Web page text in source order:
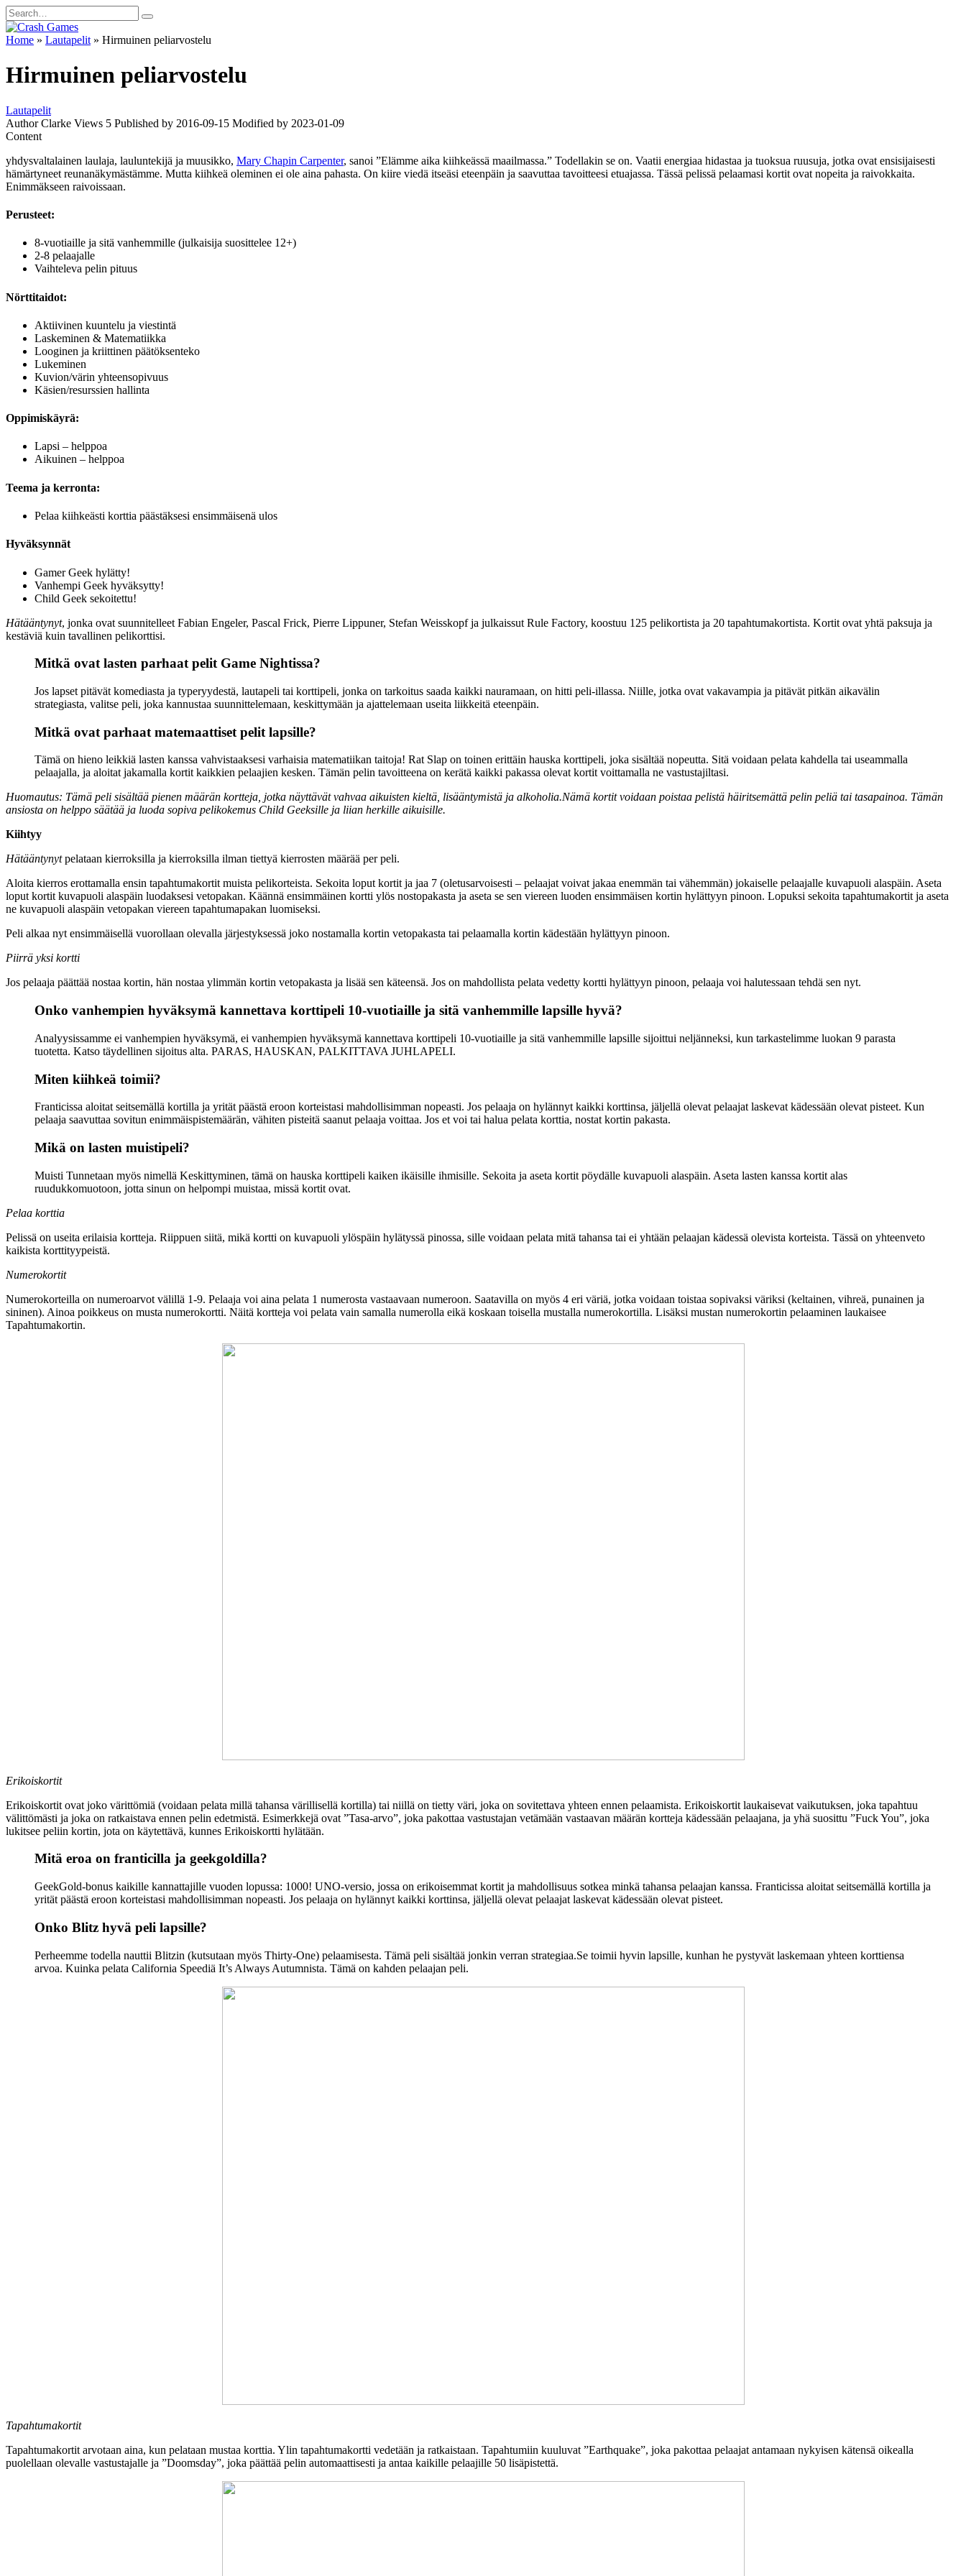
Skip
to
content
Search
for:
Home » Lautapelit » Hirmuinen peliarvostelu
Hirmuinen peliarvostelu
Lautapelit
Author Clarke Views 5 Published by 2016-09-15 Modified by 2023-01-09
Content
yhdysvaltalainen laulaja, lauluntekijä ja muusikko, Mary Chapin Carpenter, sanoi ”Elämme aika kiihkeässä maailmassa.” Todellakin se on. Vaatii energiaa hidastaa ja tuoksua ruusuja, jotka ovat ensisijaisesti
hämärtyneet reunanäkymästämme. Mutta kiihkeä oleminen ei ole aina pahasta. On kiire viedä itseäsi eteenpäin ja saavuttaa tavoitteesi etuajassa. Tässä pelissä pelaamasi kortit ovat nopeita ja raivokkaita.
Enimmäkseen raivoissaan.
Perusteet:
8-vuotiaille ja sitä vanhemmille (julkaisija suosittelee 12+)
2-8 pelaajalle
Vaihteleva pelin pituus
Nörttitaidot:
Aktiivinen kuuntelu ja viestintä
Laskeminen & Matematiikka
Looginen ja kriittinen päätöksenteko
Lukeminen
Kuvion/värin yhteensopivuus
Käsien/resurssien hallinta
Oppimiskäyrä:
Lapsi – helppoa
Aikuinen – helppoa
Teema ja kerronta:
Pelaa kiihkeästi korttia päästäksesi ensimmäisenä ulos
Hyväksynnät
Gamer Geek hylätty!
Vanhempi Geek hyväksytty!
Child Geek sekoitettu!
Hätääntynyt, jonka ovat suunnitelleet Fabian Engeler, Pascal Frick, Pierre Lippuner, Stefan Weisskopf ja julkaissut Rule Factory, koostuu 125 pelikortista ja 20 tapahtumakortista. Kortit ovat yhtä paksuja ja
kestäviä kuin tavallinen pelikorttisi.
Mitkä ovat lasten parhaat pelit Game Nightissa?
Jos lapset pitävät komediasta ja typeryydestä, lautapeli tai korttipeli, jonka on tarkoitus saada kaikki nauramaan, on hitti peli-illassa. Niille, jotka ovat vakavampia ja pitävät pitkän aikavälin
strategiasta, valitse peli, joka kannustaa suunnittelemaan, keskittymään ja ajattelemaan useita liikkeitä eteenpäin.
Mitkä ovat parhaat matemaattiset pelit lapsille?
Tämä on hieno leikkiä lasten kanssa vahvistaaksesi varhaisia ​​matematiikan taitoja! Rat Slap on toinen erittäin hauska korttipeli, joka sisältää nopeutta. Sitä voidaan pelata kahdella tai useammalla
pelaajalla, ja aloitat jakamalla kortit kaikkien pelaajien kesken. Tämän pelin tavoitteena on kerätä kaikki pakassa olevat kortit voittamalla ne vastustajiltasi.
Huomautus: Tämä peli sisältää pienen määrän kortteja, jotka näyttävät vahvaa aikuisten kieltä, lisääntymistä ja alkoholia.Nämä kortit voidaan poistaa pelistä häiritsemättä pelin peliä tai tasapainoa. Tämän
ansiosta on helppo säätää ja luoda sopiva pelikokemus Child Geeksille ja liian herkille aikuisille.
Kiihtyy
Hätääntynytpelataan kierroksilla ja kierroksilla ilman tiettyä kierrosten määrää per peli.
Aloita kierros erottamalla ensin tapahtumakortit muista pelikorteista. Sekoita loput kortit ja jaa 7 (oletusarvoisesti – pelaajat voivat jakaa enemmän tai vähemmän) jokaiselle pelaajalle kuvapuoli alaspäin. Aseta
loput kortit kuvapuoli alaspäin luodaksesi vetopakan. Käännä ensimmäinen kortti ylös nostopakasta ja aseta se sen viereen luoden ensimmäisen kortin hylättyyn pinoon. Lopuksi sekoita tapahtumakortit ja aseta
ne kuvapuoli alaspäin vetopakan viereen tapahtumapakan luomiseksi.
Peli alkaa nyt ensimmäisellä vuorollaan olevalla järjestyksessä joko nostamalla kortin vetopakasta tai pelaamalla kortin kädestään hylättyyn pinoon.
Piirrä yksi kortti
Jos pelaaja päättää nostaa kortin, hän nostaa ylimmän kortin vetopakasta ja lisää sen käteensä. Jos on mahdollista pelata vedetty kortti hylättyyn pinoon, pelaaja voi halutessaan tehdä sen nyt.
Onko vanhempien hyväksymä kannettava korttipeli 10-vuotiaille ja sitä vanhemmille lapsille hyvä?
Analyysissamme ei vanhempien hyväksymä, ei vanhempien hyväksymä kannettava korttipeli 10-vuotiaille ja sitä vanhemmille lapsille sijoittui neljänneksi, kun tarkastelimme luokan 9 parasta
tuotetta. Katso täydellinen sijoitus alta. PARAS, HAUSKAN, PALKITTAVA JUHLAPELI.
Miten kiihkeä toimii?
Franticissa aloitat seitsemällä kortilla ja yrität päästä eroon korteistasi mahdollisimman nopeasti. Jos pelaaja on hylännyt kaikki korttinsa, jäljellä olevat pelaajat laskevat kädessään olevat pisteet. Kun
pelaaja saavuttaa sovitun enimmäispistemäärän, vähiten pisteitä saanut pelaaja voittaa. Jos et voi tai halua pelata korttia, nostat kortin pakasta.
Mikä on lasten muistipeli?
Muisti Tunnetaan myös nimellä Keskittyminen, tämä on hauska korttipeli kaiken ikäisille ihmisille. Sekoita ja aseta kortit pöydälle kuvapuoli alaspäin. Aseta lasten kanssa kortit alas
ruudukkomuotoon, jotta sinun on helpompi muistaa, missä kortit ovat.
Pelaa korttia
Pelissä on useita erilaisia ​​kortteja. Riippuen siitä, mikä kortti on kuvapuoli ylöspäin hylätyssä pinossa, sille voidaan pelata mitä tahansa tai ei yhtään pelaajan kädessä olevista korteista. Tässä on yhteenveto
kaikista korttityypeistä.
Numerokortit
Numerokorteilla on numeroarvot välillä 1-9. Pelaaja voi aina pelata 1 numerosta vastaavaan numeroon. Saatavilla on myös 4 eri väriä, jotka voidaan toistaa sopivaksi väriksi (keltainen, vihreä, punainen ja
sininen). Ainoa poikkeus on musta numerokortti. Näitä kortteja voi pelata vain samalla numerolla eikä koskaan toisella mustalla numerokortilla. Lisäksi mustan numerokortin pelaaminen laukaisee
Tapahtumakortin.
Erikoiskortit
Erikoiskortit ovat joko värittömiä (voidaan pelata millä tahansa värillisellä kortilla) tai niillä on tietty väri, joka on sovitettava yhteen ennen pelaamista. Erikoiskortit laukaisevat vaikutuksen, joka tapahtuu
välittömästi ja joka on ratkaistava ennen pelin edetmistä. Esimerkkejä ovat ”Tasa-arvo”, joka pakottaa vastustajan vetämään vastaavan määrän kortteja kädessään pelaajana, ja yhä suosittu ”Fuck You”, joka
lukitsee peliin kortin, jota on käytettävä, kunnes Erikoiskortti hylätään.
Mitä eroa on franticilla ja geekgoldilla?
GeekGold-bonus kaikille kannattajille vuoden lopussa: 1000! UNO-versio, jossa on erikoisemmat kortit ja mahdollisuus sotkea minkä tahansa pelaajan kanssa. Franticissa aloitat seitsemällä kortilla ja
yrität päästä eroon korteistasi mahdollisimman nopeasti. Jos pelaaja on hylännyt kaikki korttinsa, jäljellä olevat pelaajat laskevat kädessään olevat pisteet.
Onko Blitz hyvä peli lapsille?
Perheemme todella nauttii Blitzin (kutsutaan myös Thirty-One) pelaamisesta. Tämä peli sisältää jonkin verran strategiaa.Se toimii hyvin lapsille, kunhan he pystyvät laskemaan yhteen korttiensa
arvoa. Kuinka pelata California Speediä It’s Always Autumnista. Tämä on kahden pelaajan peli.
Tapahtumakortit
Tapahtumakortit arvotaan aina, kun pelataan mustaa korttia. Ylin tapahtumakortti vedetään ja ratkaistaan. Tapahtumiin kuuluvat ”Earthquake”, joka pakottaa pelaajat antamaan nykyisen kätensä oikealla
puolellaan olevalle vastustajalle ja ”Doomsday”, joka päättää pelin automaattisesti ja antaa kaikille pelaajille 50 lisäpistettä.